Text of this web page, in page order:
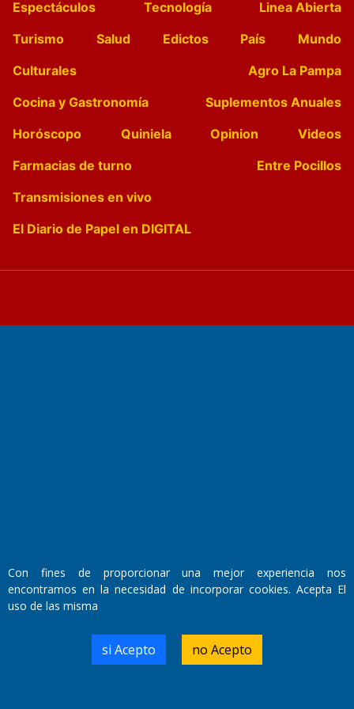
Espectáculos
Tecnología
Linea Abierta
Turismo
Salud Edictos País
Mundo
Culturales
Agro La Pampa
Cocina y Gastronomía
Suplementos Anuales
Horóscopo
Quiniela Opinion
Videos
Farmacias de turno
Entre Pocillos
Transmisiones en vivo
El Diario de Papel en DIGITAL
Domicilio Legal: José Ingenieros 855,
Santa Rosa, La Pampa.
RL-2019-55551274-APN-DNDA#MJ
Con fines de proporcionar una mejor experiencia nos
encontramos en la necesidad de incorporar cookies. Acepta El
uso de las misma
si Acepto no Acepto